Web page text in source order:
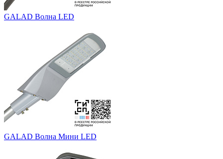
GALAD Волна LED
GALAD Волна Мини LED